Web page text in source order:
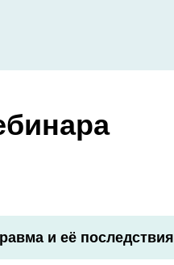
и её последствия